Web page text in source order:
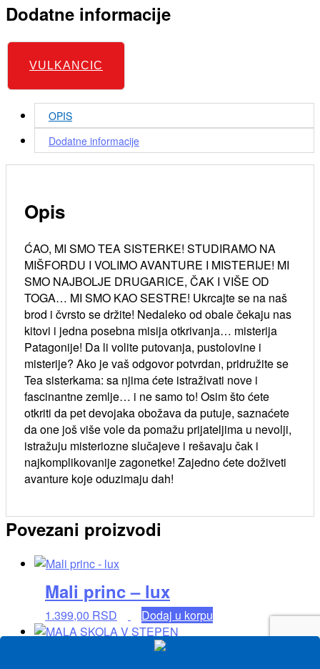
Dodatne informacije
VULKANCIC
OPIS
Dodatne informacije
Opis
ĆAO, MI SMO TEA SISTERKE! STUDIRAMO NA
MIŠFORDU I VOLIMO AVANTURE I MISTERIJE! MI
SMO NAJBOLJE DRUGARICE, ČAK I VIŠE OD
TOGA… MI SMO KAO SESTRE! Ukrcajte se na naš
brod i čvrsto se držite! Nedaleko od obale čekaju nas
kitovi i jedna posebna misija otkrivanja… misterija
Patagonije! Da li volite putovanja, pustolovine i
misterije? Ako je vaš odgovor potvrdan, pridružite se
Tea sisterkama: sa njima ćete istraživati nove i
fascinantne zemlje… i ne samo to! Osim što ćete
otkriti da pet devojaka obožava da putuje, saznaćete
da one još više vole da pomažu prijateljima u nevolji,
istražuju misteriozne slučajeve i rešavaju čak i
najkomplikovanije zagonetke! Zajedno ćete doživeti
avanture koje oduzimaju dah!
Povezani proizvodi
Mali princ – lux
1.399,00 RSD Dodaj u korpu
MALA SKOLA V STEPEN